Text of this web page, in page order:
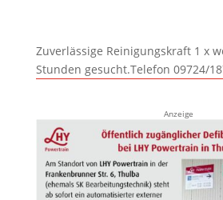
Zuverlässige Reinigungskraft 1 x
Stunden gesucht.Telefon 09724/
Anzeige